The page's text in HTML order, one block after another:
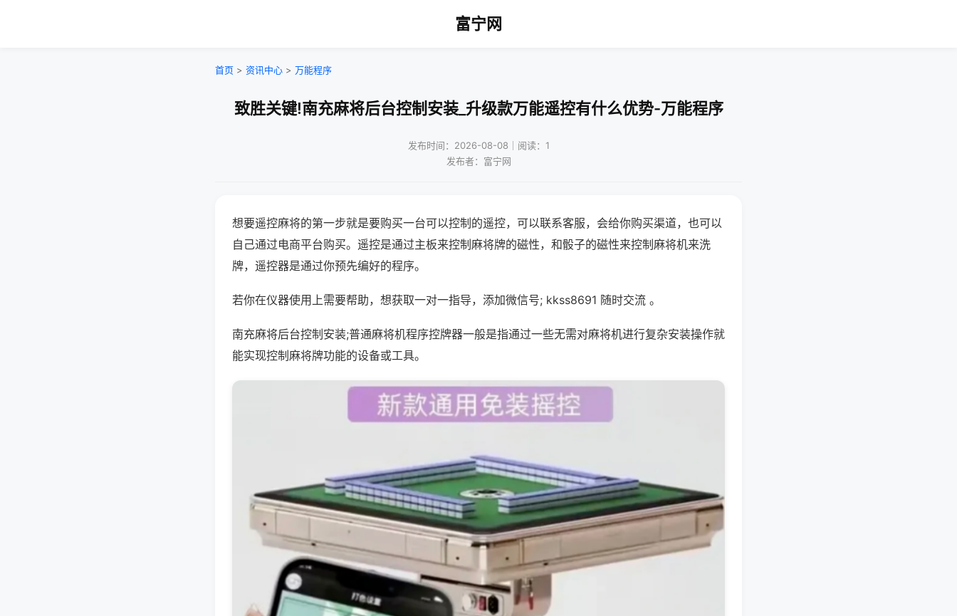
富宁网
首页 > 资讯中心 > 万能程序
致胜关键!南充麻将后台控制安装_升级款万能遥控有什么优势-万能程序
发布时间：2026-08-08｜阅读：1
发布者：富宁网
想要遥控麻将的第一步就是要购买一台可以控制的遥控，可以联系客服，会给你购买渠道，也可以
自己通过电商平台购买。遥控是通过主板来控制麻将牌的磁性，和骰子的磁性来控制麻将机来洗
牌，遥控器是通过你预先编好的程序。
若你在仪器使用上需要帮助，想获取一对一指导，添加微信号; kkss8691 随时交流 。
南充麻将后台控制安装;普通麻将机程序控牌器一般是指通过一些无需对麻将机进行复杂安装操作就
能实现控制麻将牌功能的设备或工具。